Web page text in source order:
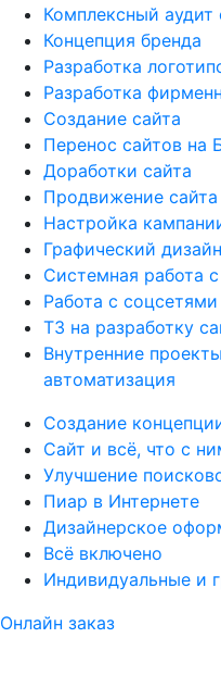
Комплексный аудит
Концепция бренда
Разработка
Разработка
Создание сайта
Перенос сайтов на
Доработки сайта
Продвижение сайта
Настройка
Графический дизайн
Системная работа
Работа с соцсетями
ТЗ на разработку
Внутренние
автоматизация
Создание
Сайт и всё, что с
Улучшение
Пиар в Интернете
Дизайнерское
Всё включено
Индивидуальные и
Онлайн заказ